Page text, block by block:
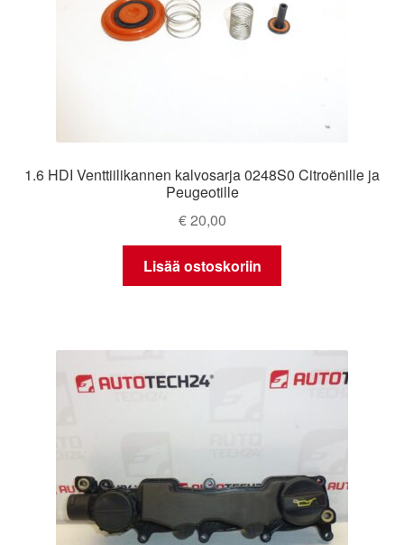
1.6 HDI Venttiilikannen kalvosarja 0248S0 Citroënille ja
Peugeotille
€20,00
Lisää ostoskoriin